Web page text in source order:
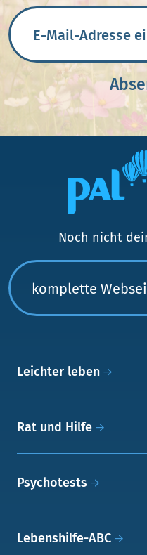
E-Mail-Adresse
Noch nicht
Leichter leben
Rat und Hilfe
Psychotests
Lebenshilfe-ABC